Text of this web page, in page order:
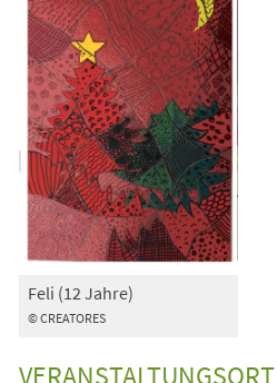
© CREATORES
Feli (12 Jahre)
VERANSTALTUNGSORT